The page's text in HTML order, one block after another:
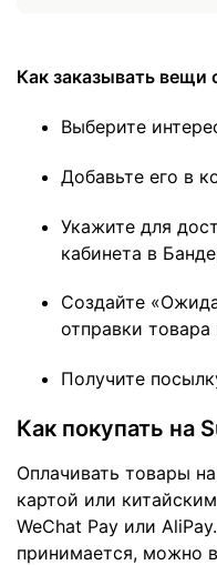
Как заказывать вещи
Выберите
Добавьте его в
Укажите для
кабинета в
Создайте
отправки
Получите
Как покупать на
Оплачивать товары
картой или
WeChat Pay или
принимается, можно